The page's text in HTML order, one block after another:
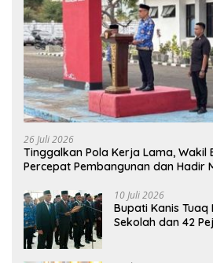
26 Juli 2026
Tinggalkan Pola Kerja Lama, Wakil
Percepat Pembangunan dan Hadir
10 Juli 2026
Bupati Kanis Tuaq
Sekolah dan 42